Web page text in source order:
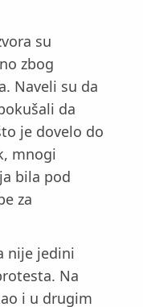
su
zbog
Naveli su da
da
je dovelo do
mnogi
bila pod
za
nije jedini
Na
i u drugim